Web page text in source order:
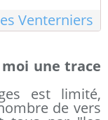
Venterniers
une trace
est limité,
de vers